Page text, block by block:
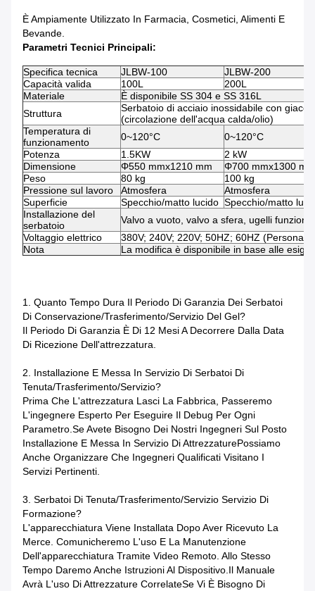
È Ampiamente Utilizzato In Farmacia, Cosmetici, Alimenti E
Bevande.
Parametri Tecnici Principali:
Specifica tecnica JLBW-100
JLBW-200
Capacità valida
100L
200L
Materiale
È disponibile SS 304 e SS 316L
Struttura
Serbatoio di acciaio inossidabile con
(circolazione dell'acqua calda/olio)
Temperatura di
funzionamento
0~120°C
0~120°C
Potenza
1.5KW
2 kW
Dimensione
Φ550 mmx1210 mm
Φ700 mmx1300 mm
Peso
80 kg
100 kg
Pressione sul lavoro
Atmosfera
Atmosfera
Superficie
Specchio/matto lucido Specchio/matto
Installazione del
serbatoio
Valvo a vuoto, valvo a sfera, ugelli
Voltaggio elettrico
380V; 240V; 220V; 50HZ; 60HZ
Nota
La modifica è disponibile in base alle
1. Quanto Tempo Dura Il Periodo Di Garanzia Dei Serbatoi
Di Conservazione/trasferimento/servizio Del Gel?
Il Periodo Di Garanzia È Di 12 Mesi A Decorrere Dalla Data
Di Ricezione Dell'attrezzatura.
2. Installazione E Messa In Servizio Di Serbatoi Di
Tenuta/trasferimento/servizio?
Prima Che L'attrezzatura Lasci La Fabbrica, Passeremo
L'ingegnere Esperto Per Eseguire Il Debug Per Ogni
Parametro.Se Avete Bisogno Dei Nostri Ingegneri Sul Posto
Installazione E Messa In Servizio Di AttrezzaturePossiamo
Anche Organizzare Che Ingegneri Qualificati Visitano I
Servizi Pertinenti.
3. Serbatoi Di Tenuta/trasferimento/servizio Servizio Di
Formazione?
L'apparecchiatura Viene Installata Dopo Aver Ricevuto La
Merce. Comunicheremo L'uso E La Manutenzione
Dell'apparecchiatura Tramite Video Remoto. Allo Stesso
Tempo Daremo Anche Istruzioni Al Dispositivo.Il Manuale
Avrà L'uso Di Attrezzature CorrelateSe Vi È Bisogno Di